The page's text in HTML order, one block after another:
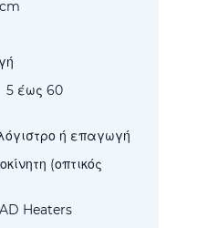
5 έως 60
ή επαγωγή
(οπτικός
Heaters